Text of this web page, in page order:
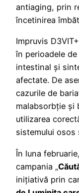
antiaging, prin
încetinirea
Impruvis
în perioadele
intestinal și
afectate. De
cazurile de
malabsorbție și
utilizarea
sistemului osos
În luna
campania „
inițiativă prin